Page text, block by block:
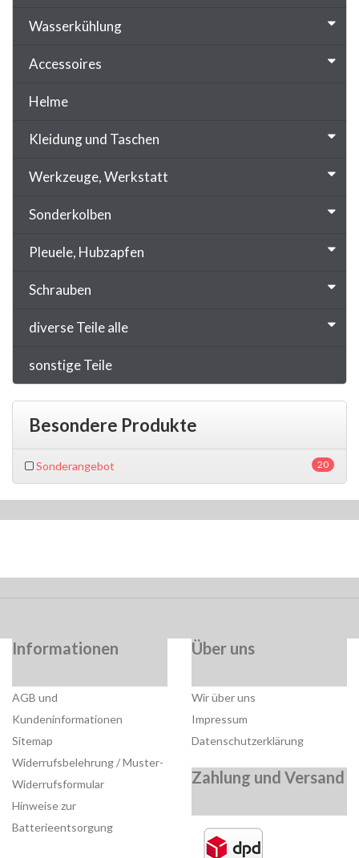
Wasserkühlung
Accessoires
Helme
Kleidung und Taschen
Werkzeuge, Werkstatt
Sonderkolben
Pleuele, Hubzapfen
Schrauben
diverse Teile alle
sonstige Teile
Besondere Produkte
20
Sonderangebot
Informationen
AGB und
Kundeninformationen
Sitemap
Widerrufsbelehrung / Muster-
Widerrufsformular
Hinweise zur
Batterieentsorgung
Über uns
Wir über uns
Impressum
Datenschutzerklärung
Zahlung und Versand